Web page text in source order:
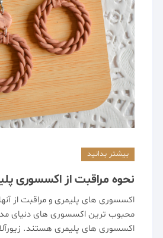
بیشتر بدانید
نحوه مراقبت از اکسسوری
اکسسوری های پلیمری و مراقبت از
محبوب ترین اکسسوری های دنیای مد
اکسسوری های پلیمری هستند.